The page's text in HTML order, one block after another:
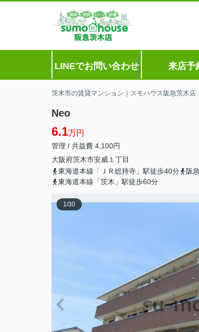
LINEでお問い合わせ 来店予
茨木市の賃貸マンション｜スモハウス阪急茨木店
Neo
6.1万円
管理 / 共益費 4,100円
大阪府茨木市安威 １丁目
東海道本線「ＪＲ総持寺」駅徒歩40分
阪
東海道本線「茨木」駅徒歩60分
1/30